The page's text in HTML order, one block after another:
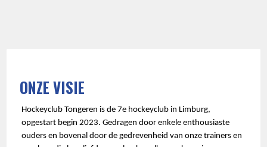
ONZE VISIE
Hockeyclub Tongeren is de 7e hockeyclub in Limburg,
opgestart begin 2023. Gedragen door enkele enthousiaste
ouders en bovenal door de gedrevenheid van onze trainers en